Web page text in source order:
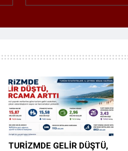
TURİZMDE GELİR DÜŞTÜ,